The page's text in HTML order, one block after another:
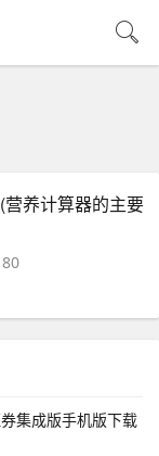
养计算器的主要
80
集成版手机版下载